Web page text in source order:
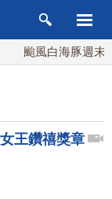
颱風白海豚週末
王鑽禧獎章